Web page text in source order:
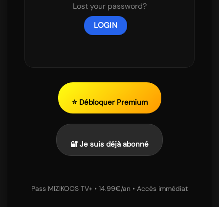
Lost your password?
⭐ Débloquer Premium
🔐 Je suis déjà abonné
Pass MIZIKOOS TV+ • 14.99€/an • Accès immédiat